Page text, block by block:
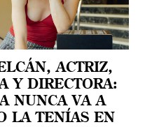
ACTRIZ,
Y DIRECTORA:
NUNCA VA A
LA TENÍAS EN